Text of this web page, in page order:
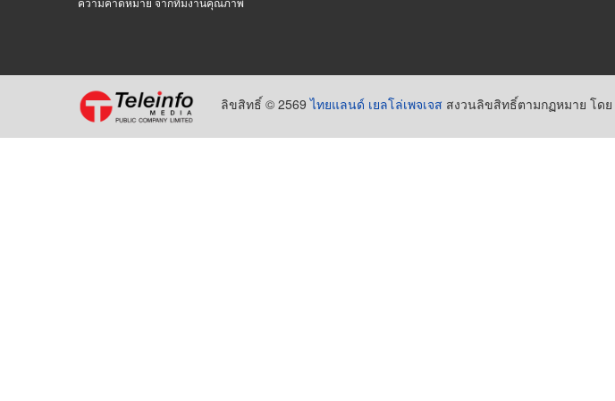
ลิขสิทธิ์ © 2569ไทยแลนด์ เยลโล่เพจเจส สงวนลิขสิทธิ์ตามกฏหมาย โดย